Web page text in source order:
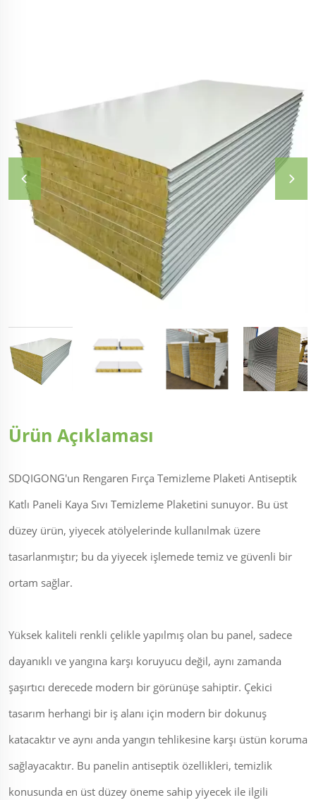
Ürün Açıklaması
SDQIGONG'un Rengaren Fırça Temizleme Plaketi Antiseptik
Katlı Paneli Kaya Sıvı Temizleme Plaketini sunuyor. Bu üst
düzey ürün, yiyecek atölyelerinde kullanılmak üzere
tasarlanmıştır; bu da yiyecek işlemede temiz ve güvenli bir
ortam sağlar.
Yüksek kaliteli renkli çelikle yapılmış olan bu panel, sadece
dayanıklı ve yangına karşı koruyucu değil, aynı zamanda
şaşırtıcı derecede modern bir görünüşe sahiptir. Çekici
tasarım herhangi bir iş alanı için modern bir dokunuş
katacaktır ve aynı anda yangın tehlikesine karşı üstün koruma
sağlayacaktır. Bu panelin antiseptik özellikleri, temizlik
konusunda en üst düzey öneme sahip yiyecek ile ilgili